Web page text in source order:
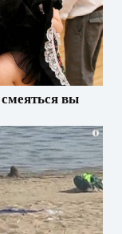
вы
i